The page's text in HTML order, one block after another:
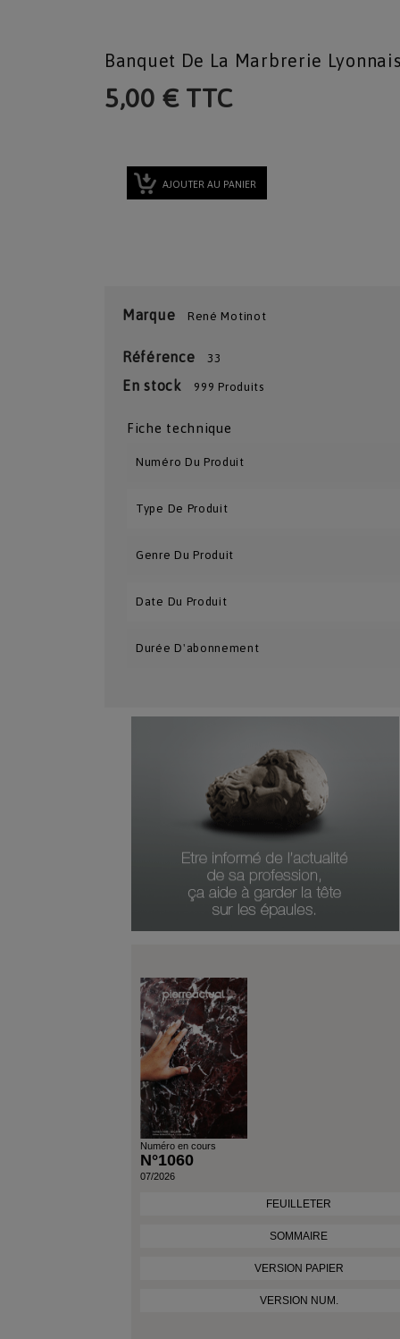
Banquet De La Marbrerie
5,00 € TTC
AJOUTER AU PANIER
Marque René Motinot
Référence 33
En stock 999 Produits
Fiche technique
Numéro Du Produit
Type De Produit
Genre Du Produit
Date Du Produit
Durée D'abonnement
Numéro en cours
N°1060
07/2026
FEUILLETER
SOMMAIRE
VERSION PAPIER
VERSION NUM.